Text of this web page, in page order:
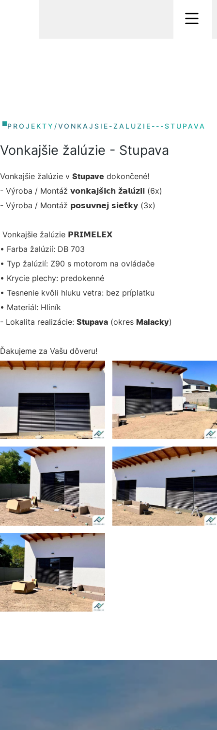
PROJEKTY /VONKAJSIE-ZALUZIE---STUPAVA
Vonkajšie žalúzie - Stupava
Vonkajšie žalúzie v Stupave dokončené!
- Výroba / Montáž 𝘃𝗼𝗻𝗸𝗮𝗷𝘀̌𝗶𝗰𝗵 𝘇̌𝗮𝗹𝘂́𝘇𝗶𝗶 (6x)
- Výroba / Montáž 𝗽𝗼𝘀𝘂𝘃𝗻𝗲𝗷 𝘀𝗶𝗲𝘁̌𝗸𝘆 (3x)
Vonkajšie žalúzie 𝗣𝗥𝗜𝗠𝗘𝗟𝗘𝗫
• Farba žalúzií: DB 703
• Typ žalúzií: Z90 s motorom na ovládače
• Krycie plechy: predokenné
• Tesnenie kvôli hluku vetra: bez príplatku
• Materiál: Hliník
- Lokalita realizácie: Stupava (okres Malacky)
Ďakujeme za Vašu dôveru!